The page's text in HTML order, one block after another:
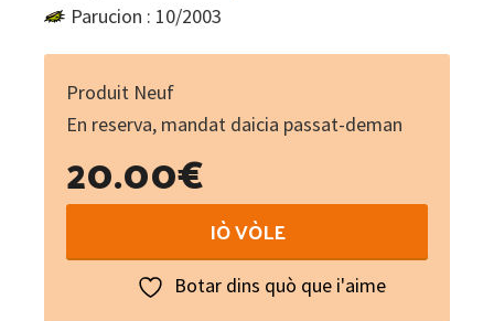
Parucion : 10/2003
Produit Neuf
En reserva, mandat daicia passat-deman
20.00€
Occitan
IÒ VÒLE
Botar dins quò que i'aime